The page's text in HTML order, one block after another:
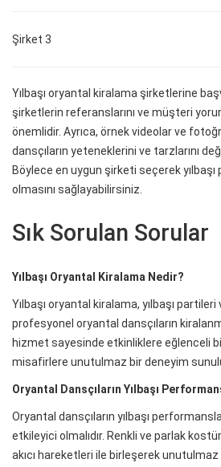
Şirket 3
Yılbaşı oryantal kiralama şirketlerine
şirketlerin referanslarını ve müşteri
önemlidir. Ayrıca, örnek videolar ve
dansçıların yeteneklerini ve tarzlarını
Böylece en uygun şirketi seçerek
olmasını sağlayabilirsiniz.
Sık Sorulan Sorular
Yılbaşı Oryantal Kiralama Nedir?
Yılbaşı oryantal kiralama, yılbaşı
profesyonel oryantal dansçıların
hizmet sayesinde etkinliklere eğlenceli
misafirlere unutulmaz bir deneyim
Oryantal Dansçıların Yılbaşı
Oryantal dansçıların yılbaşı
etkileyici olmalıdır. Renkli ve parlak
akıcı hareketleri ile birleşerek